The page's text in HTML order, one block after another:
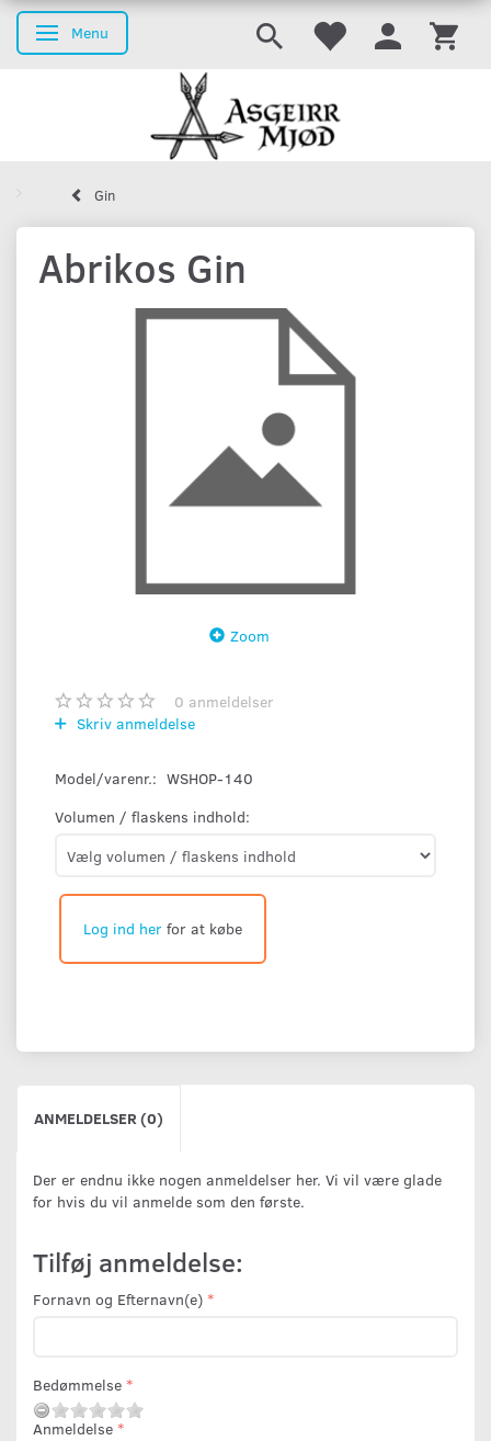
Skifte navigation
Menu
Gin
Abrikos Gin
Zoom
0 anmeldelser
Skriv anmeldelse
Model/varenr.: WSHOP-140
Volumen / flaskens indhold:
Log ind her for at købe
ANMELDELSER (0)
Der er endnu ikke nogen anmeldelser her. Vi vil være glade
for hvis du vil anmelde som den første.
Tilføj anmeldelse:
Fornavn og Efternavn(e)
Bedømmelse
Anmeldelse